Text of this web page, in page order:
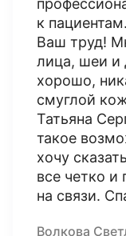
к
Ваш труд!
лица, шеи и
хорошо,
смуглой
Татьяна
такое
хочу сказать
все четко и
на связи.
Волкова